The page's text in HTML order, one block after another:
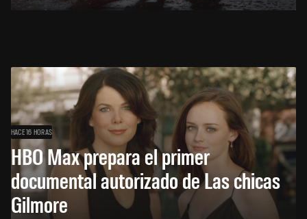
HACE 16 HORAS
HBO Max prepara el primer
documental autorizado de Las chicas
Gilmore